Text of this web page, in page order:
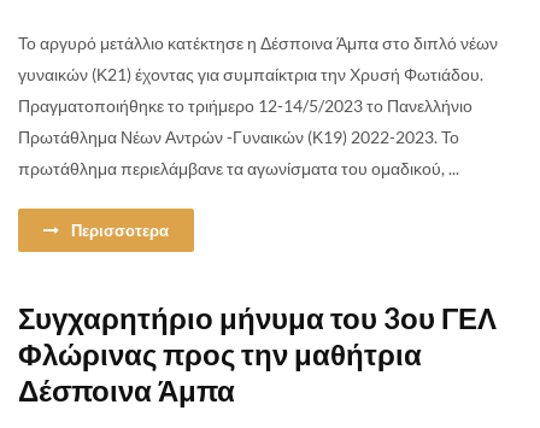
Το αργυρό μετάλλιο κατέκτησε η Δέσποινα Άμπα στο διπλό νέων
γυναικών (Κ21) έχοντας για συμπαίκτρια την Χρυσή Φωτιάδου.
Πραγματοποιήθηκε το τριήμερο 12-14/5/2023 το Πανελλήνιο
Πρωτάθλημα Νέων Αντρών -Γυναικών (Κ19) 2022-2023. Το
πρωτάθλημα περιελάμβανε τα αγωνίσματα του ομαδικού, ...
Περισσοτερα
Συγχαρητήριο μήνυμα του 3ου ΓΕΛ
Φλώρινας προς την μαθήτρια
Δέσποινα Άμπα